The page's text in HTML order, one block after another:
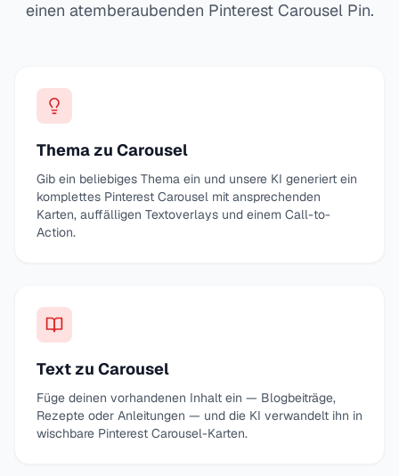
einen atemberaubenden Pinterest Carousel Pin.
Thema zu Carousel
Gib ein beliebiges Thema ein und unsere KI generiert ein
komplettes Pinterest Carousel mit ansprechenden
Karten, auffälligen Textoverlays und einem Call-to-
Action.
Text zu Carousel
Füge deinen vorhandenen Inhalt ein — Blogbeiträge,
Rezepte oder Anleitungen — und die KI verwandelt ihn in
wischbare Pinterest Carousel-Karten.